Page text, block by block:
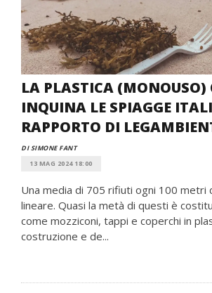
LA PLASTICA (MONOUSO)
INQUINA LE SPIAGGE
RAPPORTO DI
DI SIMONE FANT
13 MAG 2024 18:00
Una media di 705 rifiuti ogni 100 metri
lineare. Quasi la metà di questi è
come mozziconi, tappi e coperchi in
costruzione e de...